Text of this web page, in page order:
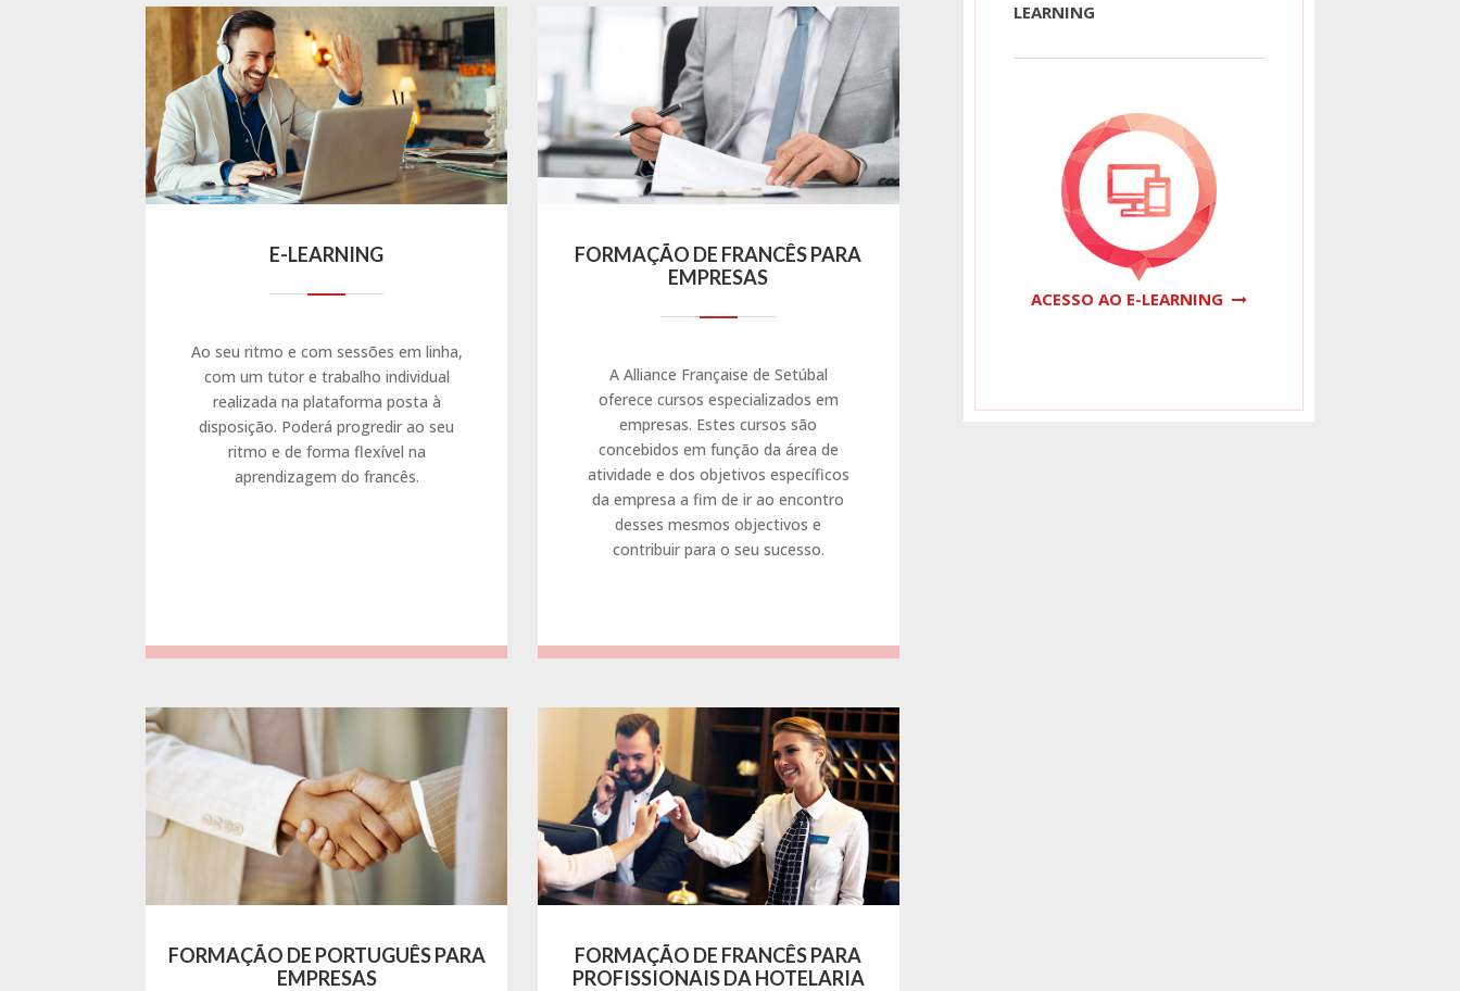
E-LEARNING
Ao seu ritmo e com sessões em linha,
com um tutor e trabalho individual
realizada na plataforma posta à
disposição. Poderá progredir ao seu
ritmo e de forma flexível na
aprendizagem do francês.
FORMAÇÃO DE FRANCÊS PARA
EMPRESAS
A Alliance Française de Setúbal
oferece cursos especializados em
empresas. Estes cursos são
concebidos em função da área de
atividade e dos objetivos específicos
da empresa a fim de ir ao encontro
desses mesmos objectivos e
contribuir para o seu sucesso.
FORMAÇÃO DE PORTUGUÊS PARA
EMPRESAS
FORMAÇÃO DE FRANCÊS PARA
PROFISSIONAIS DA HOTELARIA
LEARNING
ACESSO AO E-LEARNING